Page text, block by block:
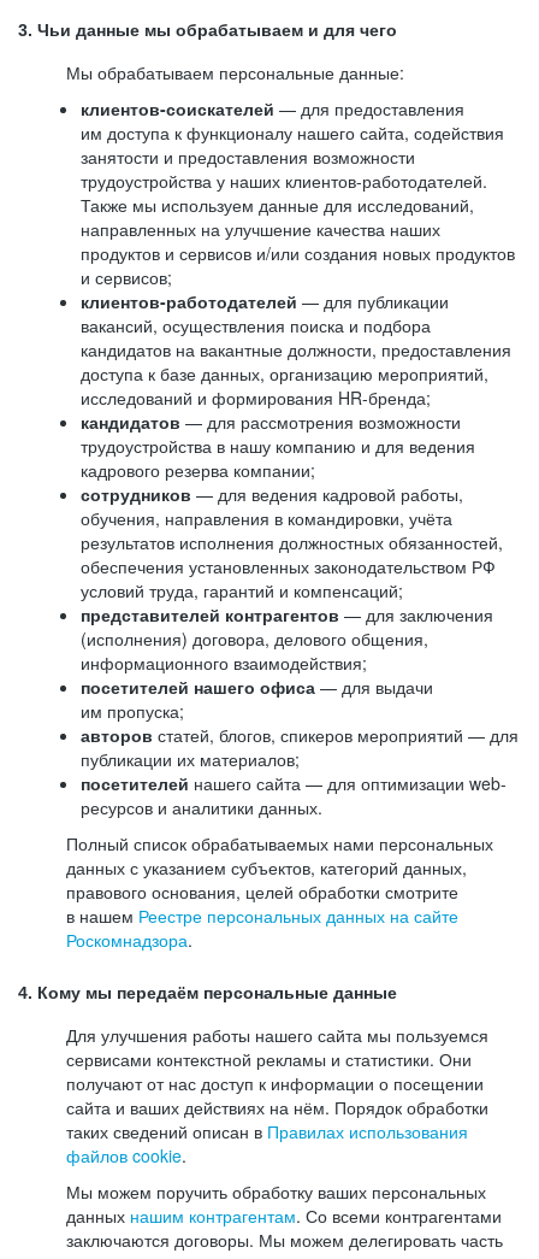
3. Чьи данные мы обрабатываем и для чего
Мы обрабатываем персональные данные:
клиентов-соискателей — для предоставления
им доступа к функционалу нашего сайта, содействия
занятости и предоставления возможности
трудоустройства у наших клиентов-работодателей.
Также мы используем данные для исследований,
направленных на улучшение качества наших
продуктов и сервисов и/или создания новых продуктов
и сервисов;
клиентов-работодателей — для публикации
вакансий, осуществления поиска и подбора
кандидатов на вакантные должности, предоставления
доступа к базе данных, организацию мероприятий,
исследований и формирования HR-бренда;
кандидатов — для рассмотрения возможности
трудоустройства в нашу компанию и для ведения
кадрового резерва компании;
сотрудников — для ведения кадровой работы,
обучения, направления в командировки, учёта
результатов исполнения должностных обязанностей,
обеспечения установленных законодательством РФ
условий труда, гарантий и компенсаций;
представителей контрагентов — для заключения
(исполнения) договора, делового общения,
информационного взаимодействия;
посетителей нашего офиса — для выдачи
им пропуска;
авторов статей, блогов, спикеров мероприятий — для
публикации их материалов;
посетителей нашего сайта — для оптимизации web-
ресурсов и аналитики данных.
Полный список обрабатываемых нами персональных
данных с указанием субъектов, категорий данных,
правового основания, целей обработки смотрите
в нашем Реестре персональных данных на сайте
Роскомнадзора.
4. Кому мы передаём персональные данные
Для улучшения работы нашего сайта мы пользуемся
сервисами контекстной рекламы и статистики. Они
получают от нас доступ к информации о посещении
сайта и ваших действиях на нём. Порядок обработки
таких сведений описан в Правилах использования
файлов cookie.
Мы можем поручить обработку ваших персональных
данных нашим контрагентам. Со всеми контрагентами
заключаются договоры. Мы можем делегировать часть